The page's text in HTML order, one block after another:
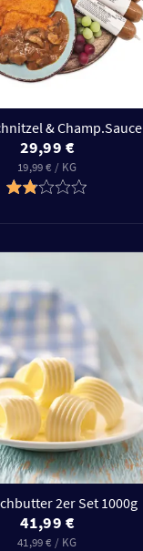
& Champ.Sauce
29,99 €
19,99 € / KG
2er Set 1000g
41,99 €
41,99 € / KG